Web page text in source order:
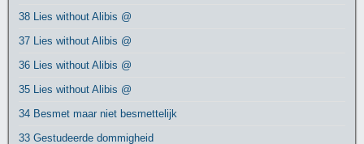
38 Lies without Alibis @
37 Lies without Alibis @
36 Lies without Alibis @
35 Lies without Alibis @
34 Besmet maar niet besmettelijk
33 Gestudeerde dommigheid